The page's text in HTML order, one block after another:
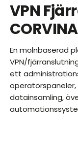
VPN
En molnbaserad
VPN/
ett
datainsamling,